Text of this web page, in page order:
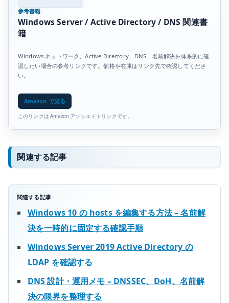
参考書籍
Windows Server / Active Directory / DNS 関連書
籍
Windows ネットワーク、Active Directory、DNS、名前解決を体系的に確
認したい場合の参考リンクです。価格や在庫はリンク先で確認してくださ
い。
Amazon で見る
このリンクは Amazon アソシエイトリンクです。
関連する記事
関連する記事
Windows 10 の hosts を編集する方法 – 名前解
決を一時的に固定する確認手順
Windows Server 2019 Active Directory の
LDAP を確認する
DNS 設計・運用メモ – DNSSEC、DoH、名前解
決の限界を整理する